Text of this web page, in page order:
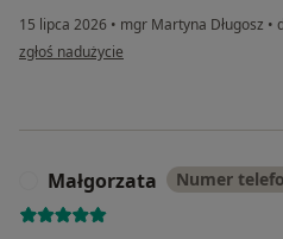
15 lipca 2026 • mgr Martyna Długosz •
w opinii użytkownika NM
zgłoś nadużycie
Małgorzata Numer